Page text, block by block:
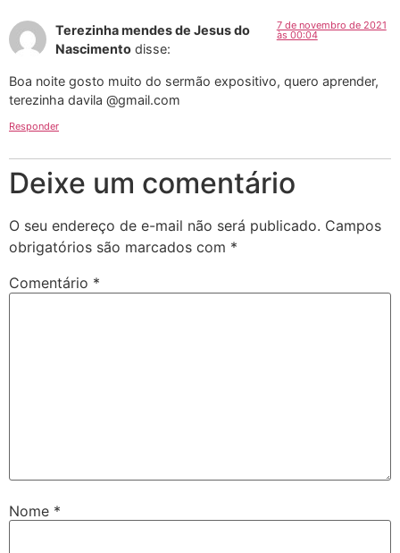
Terezinha mendes de Jesus do
Nascimento disse:
7 de novembro de 2021
às 00:04
Boa noite gosto muito do sermão expositivo, quero aprender,
terezinha davila @gmail.com
Responder
Deixe um comentário
O seu endereço de e-mail não será publicado. Campos
obrigatórios são marcados com *
Comentário *
Nome *